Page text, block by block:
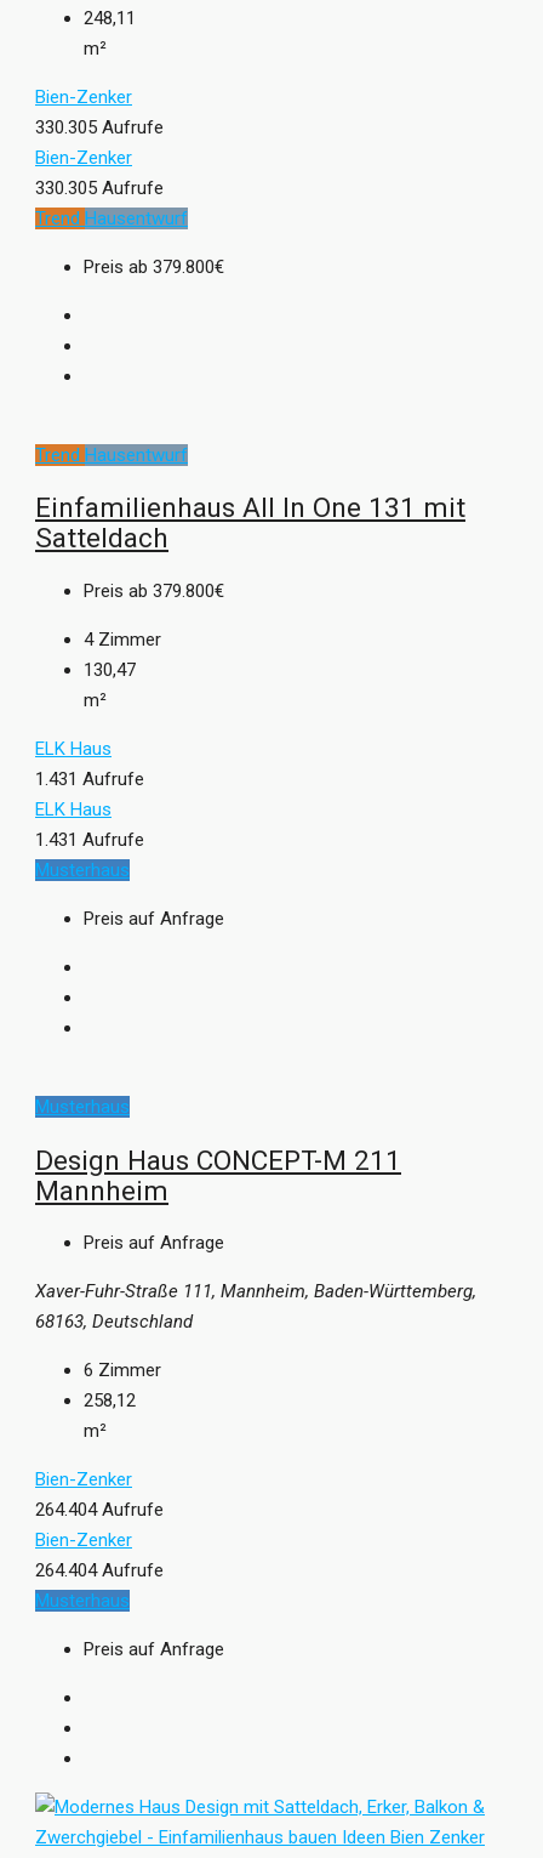
248,11
m²
Bien-Zenker
330.305 Aufrufe
Bien-Zenker
330.305 Aufrufe
Trend Hausentwurf
Preis ab 379.800€
Trend Hausentwurf
Einfamilienhaus All In One 131 mit
Satteldach
Preis ab 379.800€
4 Zimmer
130,47
m²
ELK Haus
1.431 Aufrufe
ELK Haus
1.431 Aufrufe
Musterhaus
Preis auf Anfrage
Musterhaus
Design Haus CONCEPT-M 211
Mannheim
Preis auf Anfrage
Xaver-Fuhr-Straße 111, Mannheim, Baden-Württemberg,
68163, Deutschland
6 Zimmer
258,12
m²
Bien-Zenker
264.404 Aufrufe
Bien-Zenker
264.404 Aufrufe
Musterhaus
Preis auf Anfrage